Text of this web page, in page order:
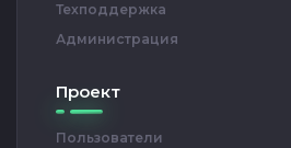
Техподдержка
Администрация
Проект
Пользователи